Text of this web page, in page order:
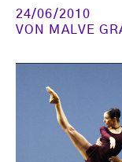
24/06/2010
VON MALVE